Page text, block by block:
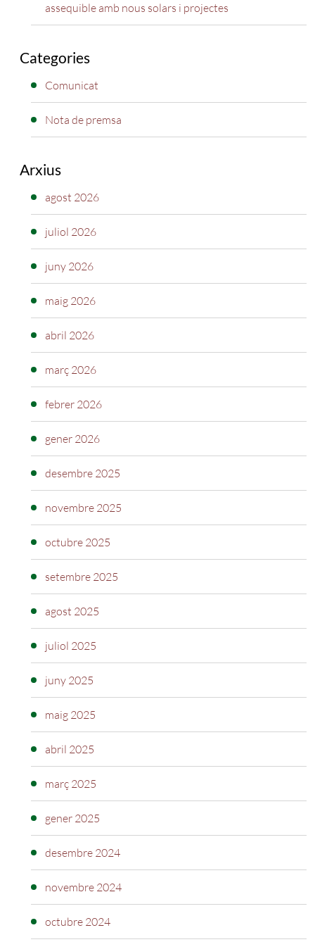
assequible amb nous solars i projectes
Categories
Comunicat
Nota de premsa
Arxius
agost 2026
juliol 2026
juny 2026
maig 2026
abril 2026
març 2026
febrer 2026
gener 2026
desembre 2025
novembre 2025
octubre 2025
setembre 2025
agost 2025
juliol 2025
juny 2025
maig 2025
abril 2025
març 2025
gener 2025
desembre 2024
novembre 2024
octubre 2024